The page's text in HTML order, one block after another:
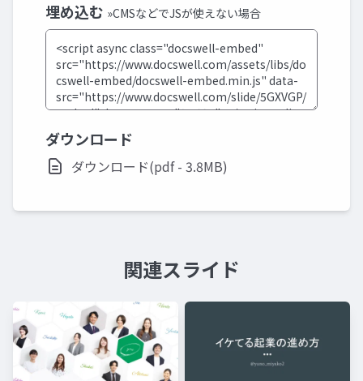
埋め込む »CMSなどでJSが使えない場合
ダウンロード
ダウンロード(pdf - 3.8MB)
関連スライド